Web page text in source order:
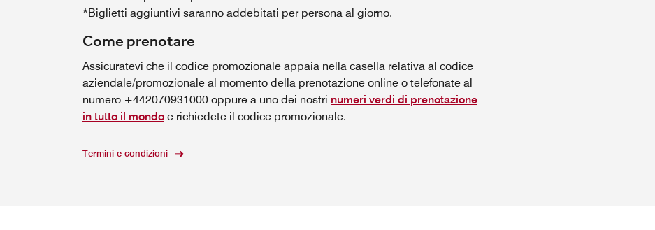
*Biglietti aggiuntivi saranno addebitati per persona al giorno.
Come prenotare
Assicuratevi che il codice promozionale appaia nella casella relativa al codice
aziendale/promozionale al momento della prenotazione online o telefonate al
numero +442070931000 oppure a uno dei nostri numeri verdi di prenotazione
in tutto il mondo e richiedete il codice promozionale.
Termini e condizioni